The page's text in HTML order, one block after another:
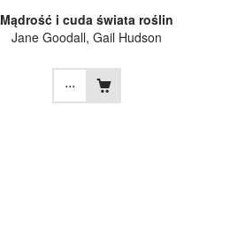
Mądrość i cuda świata roślin
Jane Goodall, Gail Hudson
...